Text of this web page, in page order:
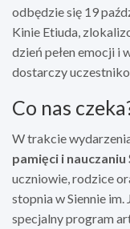
odbędzie się 19
Kinie Etiuda,
dzień pełen emocji i
dostarczy
Co nas
W trakcie
pamięci i nauczaniu
uczniowie, rodzice
stopnia w Siennie
specjalny program